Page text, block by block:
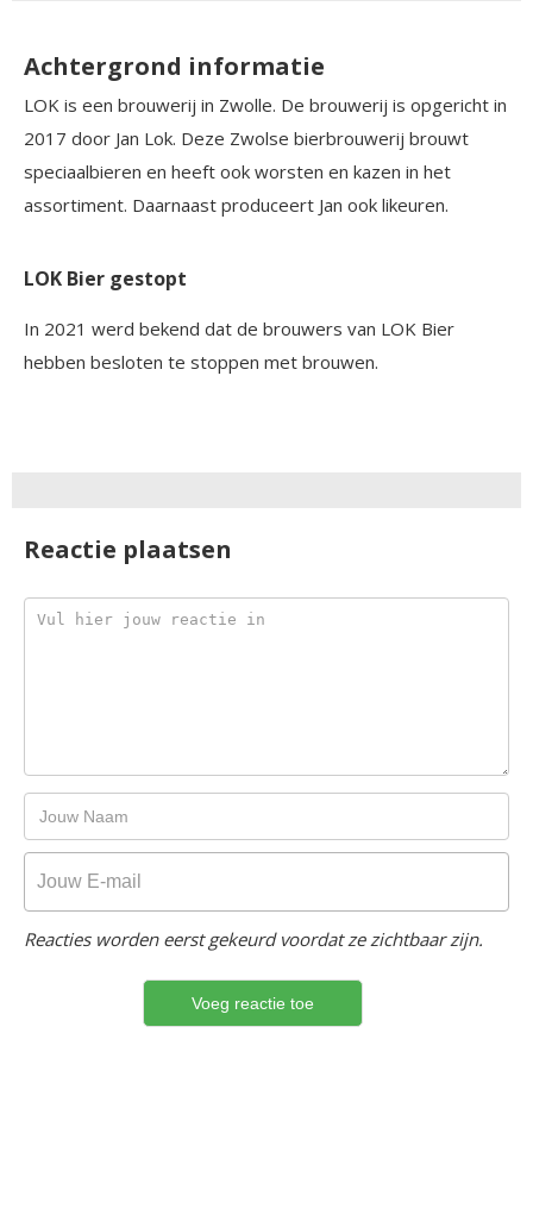
Achtergrond informatie
LOK is een brouwerij in Zwolle. De brouwerij is opgericht in
2017 door Jan Lok. Deze Zwolse bierbrouwerij brouwt
speciaalbieren en heeft ook worsten en kazen in het
assortiment. Daarnaast produceert Jan ook likeuren.
LOK Bier gestopt
In 2021 werd bekend dat de brouwers van LOK Bier
hebben besloten te stoppen met brouwen.
Reactie plaatsen
Reacties worden eerst gekeurd voordat ze zichtbaar zijn.